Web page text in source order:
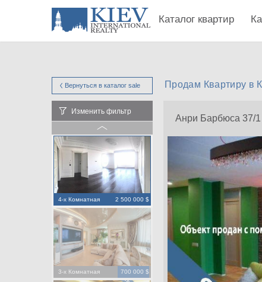
Каталог квартир
Вернуться в каталог sale Продам Квартиру в
Изменить фильтр
4-х Комнатная 2 500 000 $
3-х Комнатная 700 000 $
Анри Барбюса 37/1